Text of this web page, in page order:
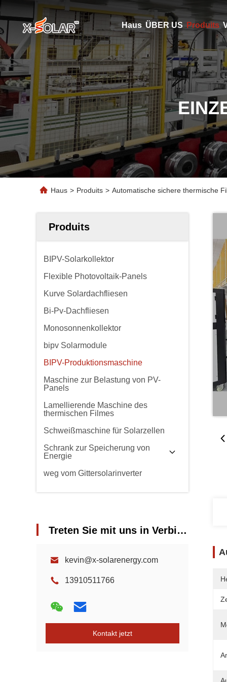
Haus ÜBER US Produits
Haus > Produits > Automatische sichere thermische
Produits
BIPV-Solarkollektor
Flexible Photovoltaik-Panels
Kurve Solardachfliesen
Bi-Pv-Dachfliesen
Monosonnenkollektor
bipv Solarmodule
BIPV-Produktionsmaschine
Maschine zur Belastung von PV-
Panels
Lamellierende Maschine des
thermischen Filmes
Schweißmaschine für Solarzellen
Schrank zur Speicherung von
Energie
weg vom Gittersolarinverter
Treten Sie mit uns in Verbindung
kevin@x-solarenergy.com
13910511766
Kontakt jetzt